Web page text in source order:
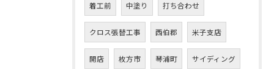
着工前 中塗り 打ち合わせ
クロス張替工事 西伯郡 米子支店
開店 枚方市 琴浦町 サイディング